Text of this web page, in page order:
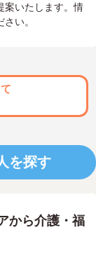
案いたします。情
い。
を探す
から介護・福